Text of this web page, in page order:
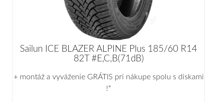
Sailun ICE BLAZER ALPINE Plus 185/60 R14
82T #E,C,B(71dB)
+ montáž a vyváženie GRÁTIS pri nákupe spolu s diskami
!*